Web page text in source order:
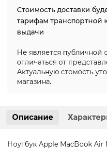
Стоимость доставки
тарифам транспортной
выдачи
Не является
отличаться от
Актуальную стомость
магазина.
Описание
Ноутбук Apple MacBook Air